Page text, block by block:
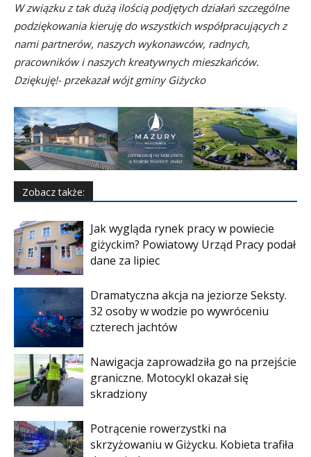
W związku z tak dużą ilością podjętych działań szczególne
podziękowania kieruję do wszystkich współpracujących z
nami partnerów, naszych wykonawców, radnych,
pracowników i naszych kreatywnych mieszkańców.
Dziękuję!- przekazał wójt gminy Giżycko
Zobacz także:
Jak wygląda rynek pracy w powiecie
giżyckim? Powiatowy Urząd Pracy podał
dane za lipiec
Dramatyczna akcja na jeziorze Seksty.
32 osoby w wodzie po wywróceniu
czterech jachtów
Nawigacja zaprowadziła go na przejście
graniczne. Motocykl okazał się
skradziony
Potrącenie rowerzystki na
skrzyżowaniu w Giżycku. Kobieta trafiła